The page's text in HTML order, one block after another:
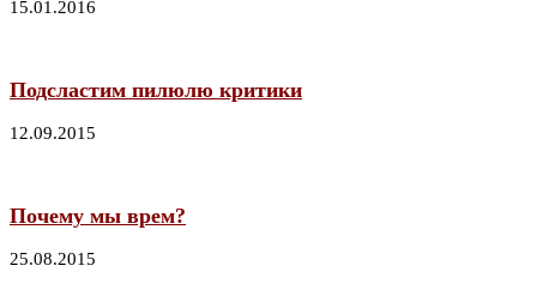
15.01.2016
Подсластим пилюлю критики
12.09.2015
Почему мы врем?
25.08.2015